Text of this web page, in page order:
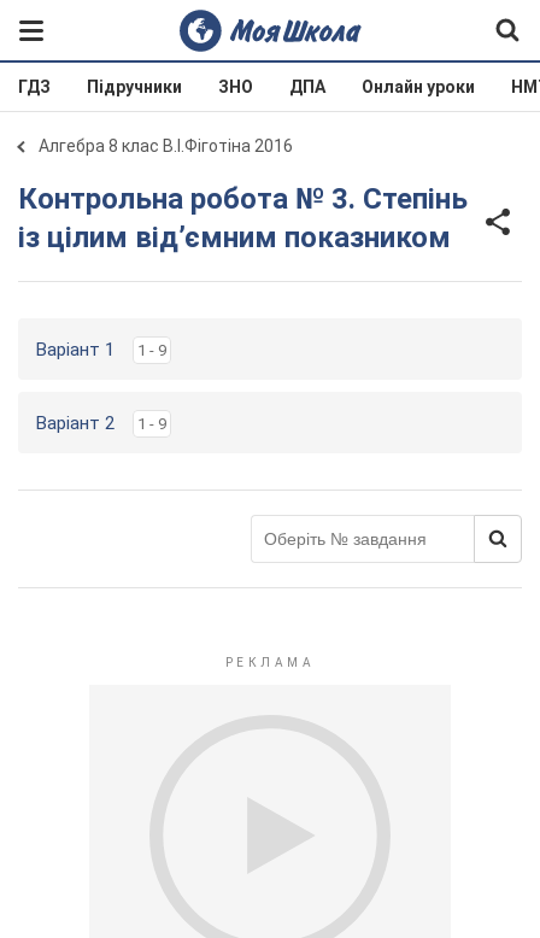
ГДЗ Підручники ЗНО ДПА Онлайн уроки
Алгебра 8 клас В.І.Фіготіна 2016
Контрольна робота № 3. Степінь
із цілим від’ємним показником
Варіант 1 1 - 9
Варіант 2 1 - 9